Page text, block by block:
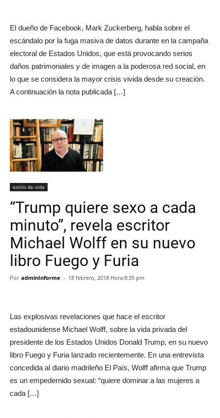
El dueño de Facebook, Mark Zuckerberg, habla sobre el
escándalo por la fuga masiva de datos durante en la campaña
electoral de Estados Unidos, que está provocando serios
daños patrimoniales y de imagen a la poderosa red social, en
lo que se considera la mayor crisis vivida desde su creación.
A continuación la nota publicada […]
estilo de vida
“Trump quiere sexo a cada
minuto”, revela escritor
Michael Wolff en su nuevo
libro Fuego y Furia
Por adminInforme - 18 febrero, 2018 Hora:8:35 pm
Las explosivas revelaciones que hace el escritor
estadounidense Michael Wolff, sobre la vida privada del
presidente de los Estados Unidos Donald Trump, en su nuevo
libro Fuego y Furia lanzado recientemente. En una entrevista
concedida al diario madrileño El País, Wolff afirma que Trump
es un empedernido sexual: “quiere dominar a las mujeres a
cada […]